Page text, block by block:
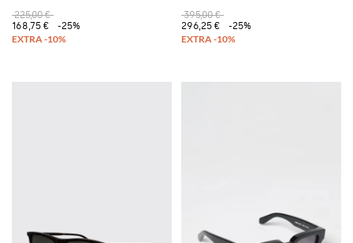
225,00 €
168,75 €
-25%
395,00 €
296,25 €
-25%